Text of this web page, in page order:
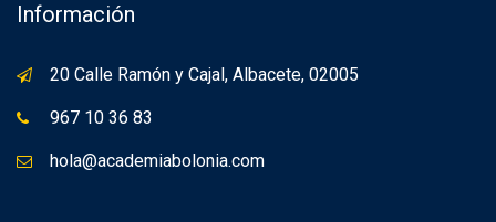
Información
20 Calle Ramón y Cajal, Albacete, 02005
967 10 36 83
hola@academiabolonia.com